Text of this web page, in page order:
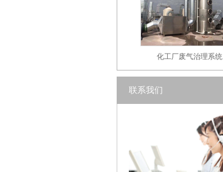
化工厂废气治理系统
联系我们